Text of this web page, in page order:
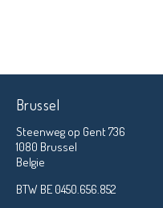
Brussel
Steenweg op Gent 736
1080 Brussel
Belgie
BTW BE 0450.656.852